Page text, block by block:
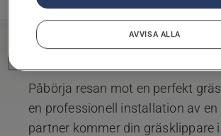
Installation
Påbörja resan mot en perfekt
en professionell installation av
partner kommer din gräsklippare
AVVISA ALLA